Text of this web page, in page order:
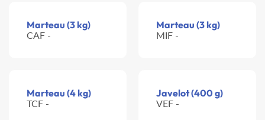
Marteau (3 kg)
CAF -
Marteau (3 kg)
MIF -
Marteau (4 kg)
TCF -
Javelot (400 g)
VEF -